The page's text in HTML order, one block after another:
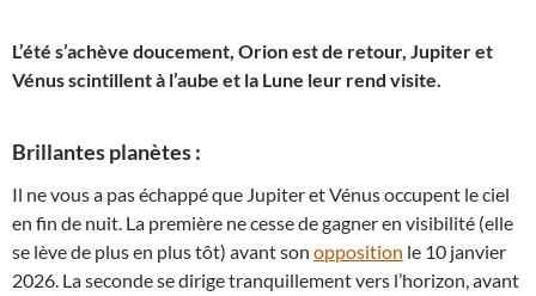
L’été s’achève doucement, Orion est de retour, Jupiter et
Vénus scintillent à l’aube et la Lune leur rend visite.
Brillantes planètes :
Il ne vous a pas échappé que Jupiter et Vénus occupent le ciel
en fin de nuit. La première ne cesse de gagner en visibilité (elle
se lève de plus en plus tôt) avant son opposition le 10 janvier
2026. La seconde se dirige tranquillement vers l’horizon, avant